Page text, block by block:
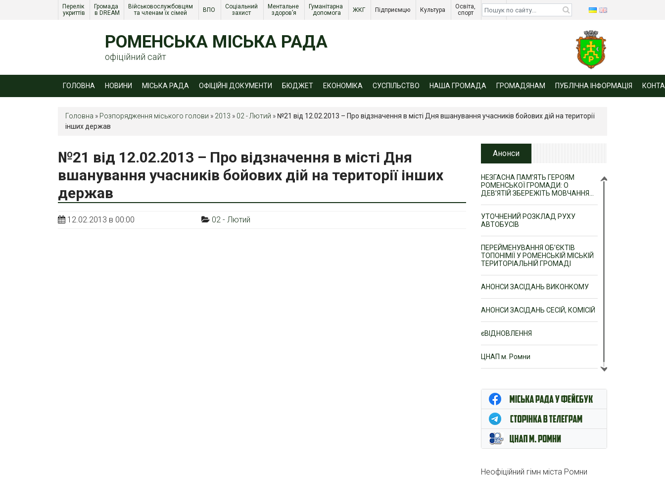
Перелік
укриттів
Громада
в DREAM
Військовослужбовцям
та членам їх сімей
ВПО
Соціальний
захист
Ментальне
здоров’я
Гуманітарна
допомога
ЖКГ Підприємцю Культура
Освіта,
спорт
Діти
війни
РОМЕНСЬКА МІСЬКА РАДА
офіційний сайт
ГОЛОВНА НОВИНИ МІСЬКА РАДА ОФІЦІЙНІ ДОКУМЕНТИ БЮДЖЕТ ЕКОНОМІКА СУСПІЛЬСТВО НАША ГРОМАДА ГРОМАДЯНАМ ПУБЛІЧНА ІНФОРМАЦІЯ
Головна » Розпорядження міського голови » 2013 » 02 - Лютий » №21 від 12.02.2013 – Про відзначення в місті Дня вшанування учасників бойових дій на території
інших держав
№21 від 12.02.2013 – Про відзначення в місті Дня
вшанування учасників бойових дій на території інших
держав
12.02.2013 в 00:00 02 - Лютий
Анонси
НЕЗГАСНА ПАМ’ЯТЬ ГЕРОЯМ
РОМЕНСЬКОЇ ГРОМАДИ: О
ДЕВ’ЯТІЙ ЗБЕРЕЖІТЬ МОВЧАННЯ…
УТОЧНЕНИЙ РОЗКЛАД РУХУ
АВТОБУСІВ
ПЕРЕЙМЕНУВАННЯ ОБ’ЄКТІВ
ТОПОНІМІЇ У РОМЕНСЬКІЙ МІСЬКІЙ
ТЕРИТОРІАЛЬНІЙ ГРОМАДІ
АНОНСИ ЗАСІДАНЬ ВИКОНКОМУ
АНОНСИ ЗАСІДАНЬ СЕСІЙ, КОМІСІЙ
єВІДНОВЛЕННЯ
ЦНАП м. Ромни
Неофіційний гімн міста Ромни